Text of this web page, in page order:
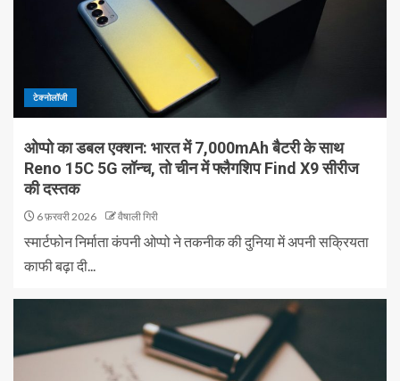
टेक्नोलॉजी
ओप्पो का डबल एक्शन: भारत में 7,000mAh बैटरी के साथ
Reno 15C 5G लॉन्च, तो चीन में फ्लैगशिप Find X9 सीरीज
की दस्तक
6 फ़रवरी 2026 वैषाली गिरी
स्मार्टफोन निर्माता कंपनी ओप्पो ने तकनीक की दुनिया में अपनी सक्रियता
काफी बढ़ा दी...